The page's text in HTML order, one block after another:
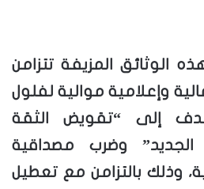
الوثائق المزيفة تتزامن
وإعلامية موالية لفلول
إلى “تقويض الثقة
الجديد” وضرب مصداقية
وذلك بالتزامن مع تعطيل